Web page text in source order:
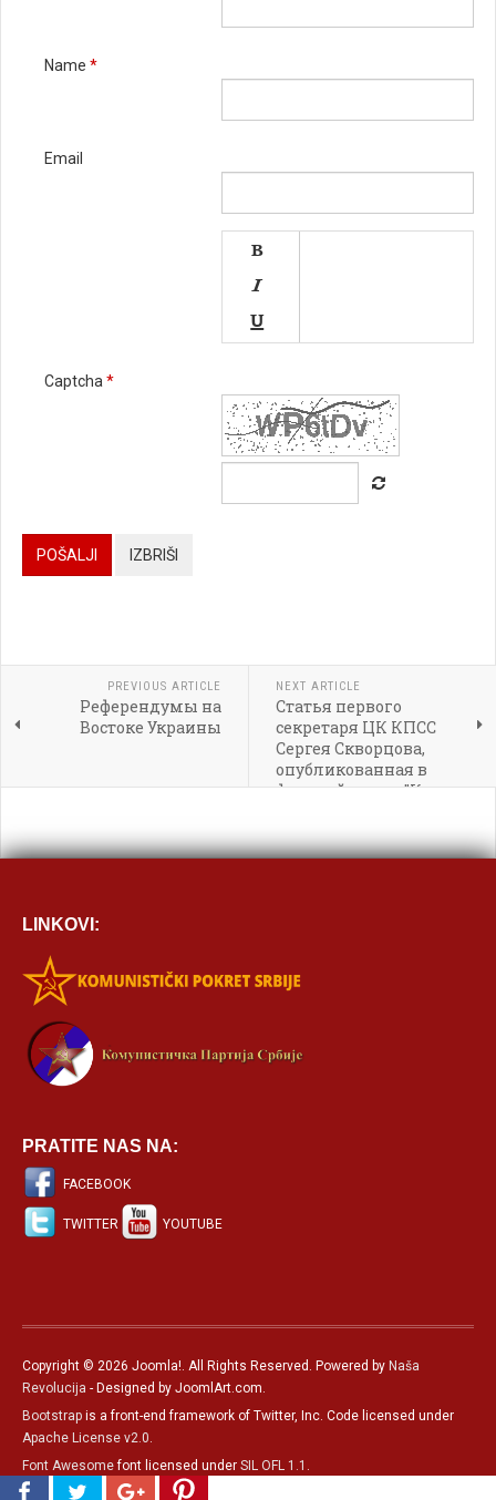
Српски језик
Name *
Email






[BBCODE]
Captcha *
POŠALJI IZBRIŠI
PREVIOUS ARTICLE
Референдумы на
Востоке Украины
NEXT ARTICLE
Статья первого
секретаря ЦК КПСС
Сергея Скворцова,
опубликованная в
финской газете "Кансан
LINKOVI:
PRATITE NAS NA:
FACEBOOK
TWITTER YOUTUBE
Copyright © 2026 Joomla!. All Rights Reserved. Powered by Naša
Revolucija - Designed by JoomlArt.com.
Bootstrap is a front-end framework of Twitter, Inc. Code licensed under
Apache License v2.0
Font Awesomefont licensed under SIL OFL 1.1